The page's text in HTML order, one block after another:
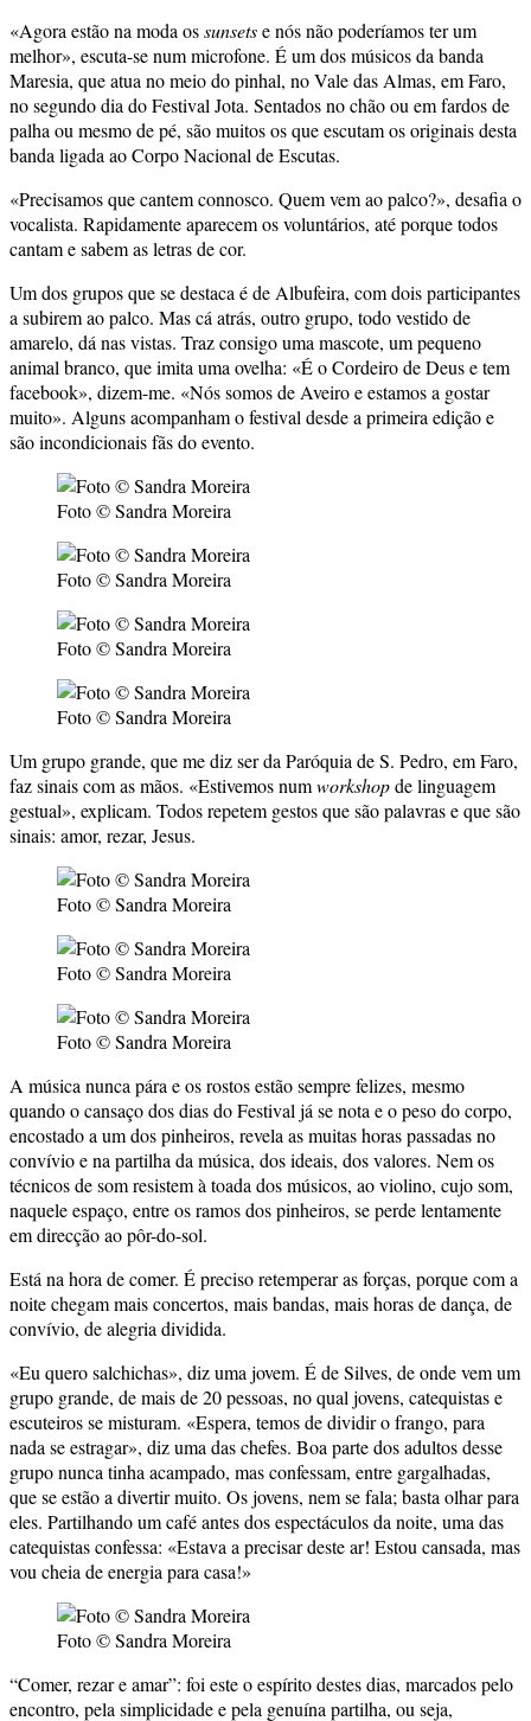
«Agora estão na moda ossunsetse nós não poderíamos ter um
melhor», escuta-se num microfone. É um dos músicos da banda
Maresia, que atua no meio do pinhal, no Vale das Almas, em Faro,
no segundo dia do Festival Jota. Sentados no chão ou em fardos de
palha ou mesmo de pé, são muitos os que escutam os originais desta
banda ligada ao Corpo Nacional de Escutas.
«Precisamos que cantem connosco. Quem vem ao palco?», desafia o
vocalista. Rapidamente aparecem os voluntários, até porque todos
cantam e sabem as letras de cor.
Um dos grupos que se destaca é de Albufeira, com dois participantes
a subirem ao palco. Mas cá atrás, outro grupo, todo vestido de
amarelo, dá nas vistas. Traz consigo uma mascote, um pequeno
animal branco, que imita uma ovelha: «É o Cordeiro de Deus e tem
facebook», dizem-me. «Nós somos de Aveiro e estamos a gostar
muito». Alguns acompanham o festival desde a primeira edição e
são incondicionais fãs do evento.
Foto © Sandra Moreira
Foto © Sandra Moreira
Foto © Sandra Moreira
Foto © Sandra Moreira
Um grupo grande, que me diz ser da Paróquia de S. Pedro, em Faro,
faz sinais com as mãos. «Estivemos numworkshopde linguagem
gestual», explicam. Todos repetem gestos que são palavras e que são
sinais: amor, rezar, Jesus.
Foto © Sandra Moreira
Foto © Sandra Moreira
Foto © Sandra Moreira
A música nunca pára e os rostos estão sempre felizes, mesmo
quando o cansaço dos dias do Festival já se nota e o peso do corpo,
encostado a um dos pinheiros, revela as muitas horas passadas no
convívio e na partilha da música, dos ideais, dos valores. Nem os
técnicos de som resistem à toada dos músicos, ao violino, cujo som,
naquele espaço, entre os ramos dos pinheiros, se perde lentamente
em direcção ao pôr-do-sol.
Está na hora de comer. É preciso retemperar as forças, porque com a
noite chegam mais concertos, mais bandas, mais horas de dança, de
convívio, de alegria dividida.
«Eu quero salchichas», diz uma jovem. É de Silves, de onde vem um
grupo grande, de mais de 20 pessoas, no qual jovens, catequistas e
escuteiros se misturam. «Espera, temos de dividir o frango, para
nada se estragar», diz uma das chefes. Boa parte dos adultos desse
grupo nunca tinha acampado, mas confessam, entre gargalhadas,
que se estão a divertir muito. Os jovens, nem se fala; basta olhar para
eles. Partilhando um café antes dos espectáculos da noite, uma das
catequistas confessa: «Estava a precisar deste ar! Estou cansada, mas
vou cheia de energia para casa!»
Foto © Sandra Moreira
“Comer, rezar e amar”: foi este o espírito destes dias, marcados pelo
encontro, pela simplicidade e pela genuína partilha, ou seja,